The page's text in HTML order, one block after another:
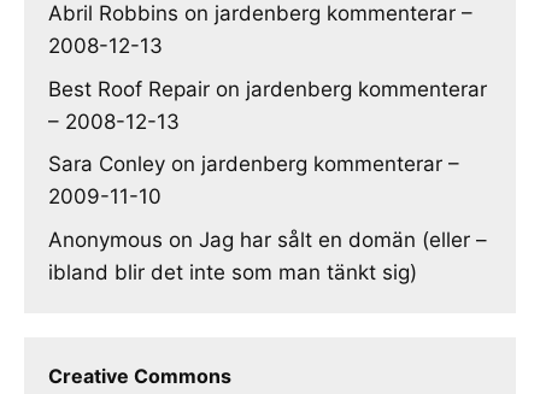
Abril Robbins on jardenberg kommenterar –
2008-12-13
Best Roof Repair on jardenberg kommenterar
– 2008-12-13
Sara Conley on jardenberg kommenterar –
2009-11-10
Anonymous on Jag har sålt en domän (eller –
ibland blir det inte som man tänkt sig)
Creative Commons